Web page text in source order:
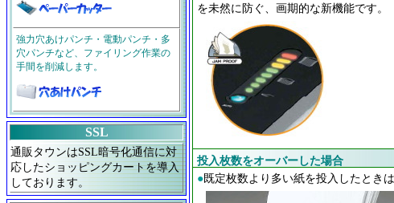
を未然に防ぐ、画期的な新機能です。
投入枚数をオーバーした場合
●既定枚数より多い紙を投入したとき
強力穴あけパンチ・電動パンチ・多
穴パンチなど、ファイリング作業の
手間を削減します。
SSL
通販タウンはSSL暗号化通信に対
応したショッピングカートを導入
しております。